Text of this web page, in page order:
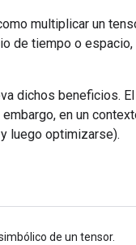
multiplicar un
de tiempo o
dichos beneficios.
en un
luego optimizarse).
de un tensor.